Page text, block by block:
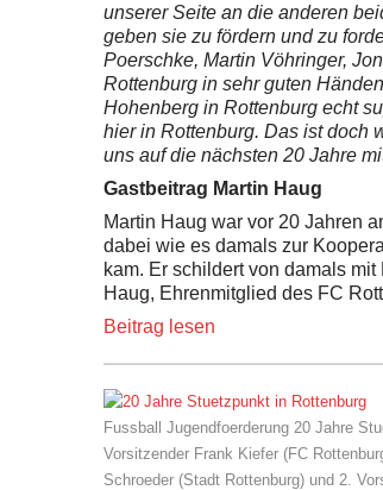
unserer Seite an die anderen
geben sie zu fördern und zu
Poerschke, Martin Vöhringer,
Rottenburg in sehr guten
Hohenberg in Rottenburg echt
hier in Rottenburg. Das ist doch
uns auf die nächsten 20 Jahre
Gastbeitrag Martin Haug
Martin Haug war vor 20 Jahren
dabei wie es damals zur
kam. Er schildert von damals
Haug, Ehrenmitglied des FC
Beitrag lesen
Fussball Jugendfoerderung 20 Jahre
Vorsitzender Frank Kiefer (FC
Schroeder (Stadt Rottenburg) und 2.